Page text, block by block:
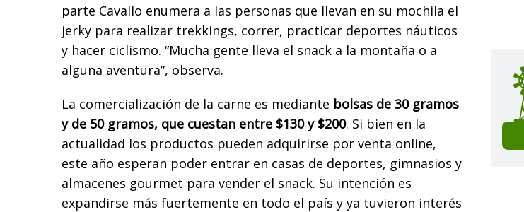
parte Cavallo enumera a las personas que llevan en su mochila el
jerky para realizar trekkings, correr, practicar deportes náuticos
y hacer ciclismo. “Mucha gente lleva el snack a la montaña o a
alguna aventura”, observa.
La comercialización de la carne es mediante bolsas de 30 gramos
y de 50 gramos, que cuestan entre $130 y $200. Si bien en la
actualidad los productos pueden adquirirse por venta online,
este año esperan poder entrar en casas de deportes, gimnasios y
almacenes gourmet para vender el snack. Su intención es
expandirse más fuertemente en todo el país y ya tuvieron interés